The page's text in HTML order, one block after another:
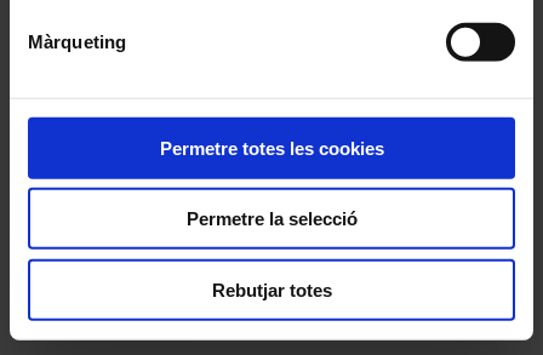
Màrqueting
Permetre totes les cookies
Permetre la selecció
Rebutjar totes
Orquestra Filharmònica de Los Angeles
Programa
L. VAN BEETHOVEN: Missa solemnis, en Re